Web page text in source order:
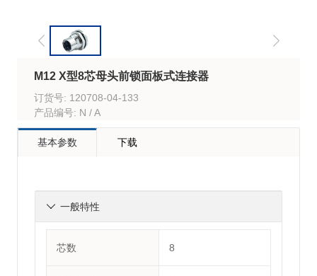
M12 X型8芯母头前锁面板式连接器
订货号: 120708-04-133
产品编号: N / A
基本参数 下载
一般特性

芯数 8